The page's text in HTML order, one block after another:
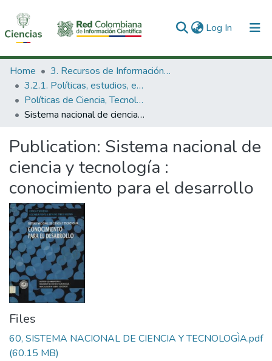
Log In (current)
Communities & Collections
All of DSpace
Statistics
Home
3. Recursos de Información Científica y Tecnológica
3.2.1. Políticas, estudios, evaluaciones e indicadores de CTeI
Políticas de Ciencia, Tecnología e Innovación
Sistema nacional de ciencia y tecnología : conocimiento para el desarrollo
Publication: Sistema nacional de
ciencia y tecnología :
conocimiento para el desarrollo
Files
60, SISTEMA NACIONAL DE CIENCIA Y TECNOLOGÌA.pdf
(60.15 MB)